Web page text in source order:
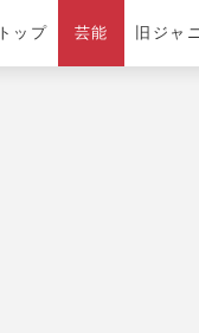
トップ 芸能 旧ジャ